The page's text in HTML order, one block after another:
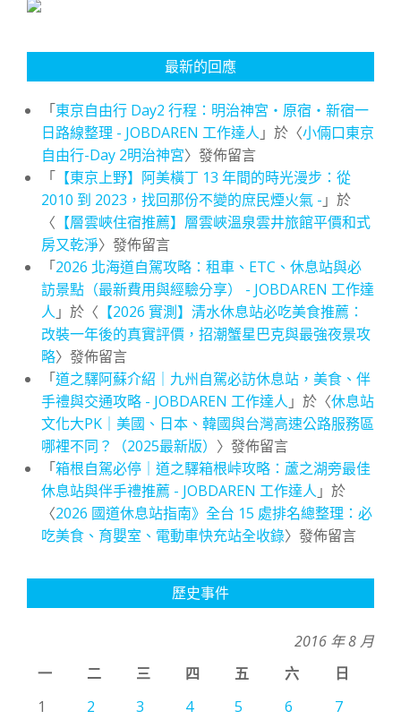
最新的回應
「東京自由行 Day2 行程：明治神宮・原宿・新宿一
日路線整理 - JOBDAREN 工作達人 」於〈小倆口東京
自由行-Day 2明治神宮〉發佈留言
「 【東京上野】阿美橫丁 13 年間的時光漫步：從
2010 到 2023，找回那份不變的庶民煙火氣 - 」於
〈 【層雲峽住宿推薦】層雲峽溫泉雲井旅館平價和式
房又乾淨〉發佈留言
「2026 北海道自駕攻略：租車、ETC、休息站與必
訪景點（最新費用與經驗分享） - JOBDAREN 工作達
人 」於〈 【2026 實測】清水休息站必吃美食推薦：
改裝一年後的真實評價，招潮蟹星巴克與最強夜景攻
略〉發佈留言
「道之驛阿蘇介紹｜九州自駕必訪休息站，美食、伴
手禮與交通攻略 - JOBDAREN 工作達人 」於〈休息站
文化大PK｜美國、日本、韓國與台灣高速公路服務區
哪裡不同？（2025最新版） 〉發佈留言
「箱根自駕必停｜道之驛箱根峠攻略：蘆之湖旁最佳
休息站與伴手禮推薦 - JOBDAREN 工作達人 」於
〈2026 國道休息站指南》全台 15 處排名總整理：必
吃美食、育嬰室、電動車快充站全收錄〉發佈留言
歷史事件
2016 年 8 月
一
二 三 四 五 六
日
1
2 3 4 5 6
7